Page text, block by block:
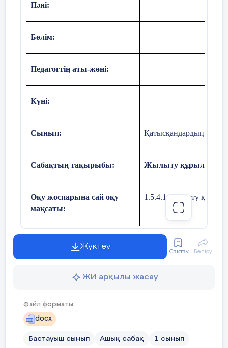
Пәні:
Бөлім:
Педагогтің аты-жөні:
Күні:
Сынып: Қатысқандардың саны
Сабақтың тақырыбы: Жылыту құрылғысы
Оқу жоспарына сай оқу
мақсаты:
1.5.4.1. жылыту
Сабақтың мақсаты Жылыту
Құндылықтар және оның
Сабақтың барысы
Жүктеу
Сақтау Бөлісу
ЖИ арқылы жасау
Файл форматы:
docx
Бастауыш сынып Ашық сабақ 1 сынып